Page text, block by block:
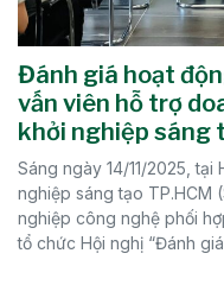
Đánh giá hoạt
vấn viên hỗ trợ
khởi nghiệp sáng
Sáng ngày 14/11/2025, tại
nghiệp sáng tạo TP.HCM
nghiệp công nghệ phối
tổ chức Hội nghị “Đánh